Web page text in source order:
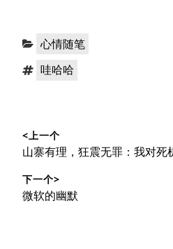
分 心情随笔
标 哇哈哈
章
导
航
<上一个
上
文
章：
山寨有理，狂震无罪：我对死
下一个>
下
微软的幽默